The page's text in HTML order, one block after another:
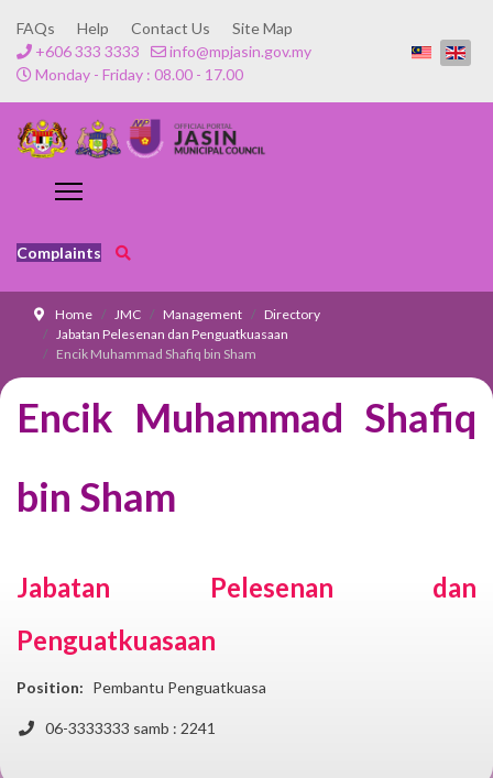
FAQs Help Contact Us
Site Map
+606 333 3333
info@mpjasin.gov.my
Monday - Friday : 08.00 - 17.00
Complaints
Home JMC Management
Directory
Jabatan Pelesenan dan Penguatkuasaan
Encik Muhammad Shafiq bin Sham
Encik Muhammad Shafiq
bin Sham
Jabatan Pelesenan dan
Penguatkuasaan
Position: Pembantu Penguatkuasa
Phone
06-3333333 samb : 2241